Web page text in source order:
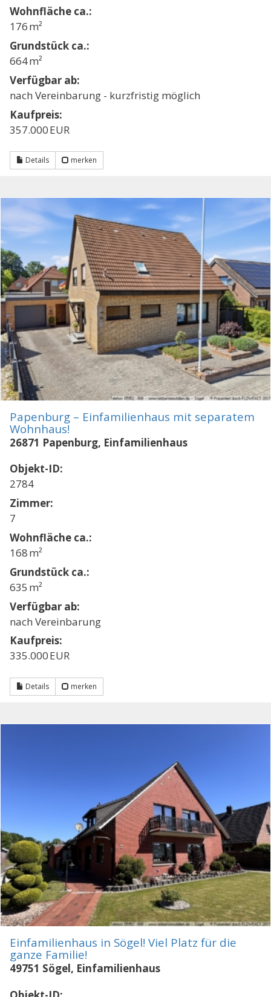
Wohnfläche ca.:
176 m²
Grund­stück ca.:
664 m²
Verfügbar ab:
nach Vereinbarung - kurzfristig möglich
Kaufpreis:
357.000 EUR
Details merken
Papenburg – Einfamilienhaus mit separatem
Wohnhaus!
26871 Papenburg, Einfamilienhaus
Objekt-ID:
2784
Zimmer:
7
Wohnfläche ca.:
168 m²
Grund­stück ca.:
635 m²
Verfügbar ab:
nach Vereinbarung
Kaufpreis:
335.000 EUR
Details merken
Einfamilienhaus in Sögel! Viel Platz für die
ganze Familie!
49751 Sögel, Einfamilienhaus